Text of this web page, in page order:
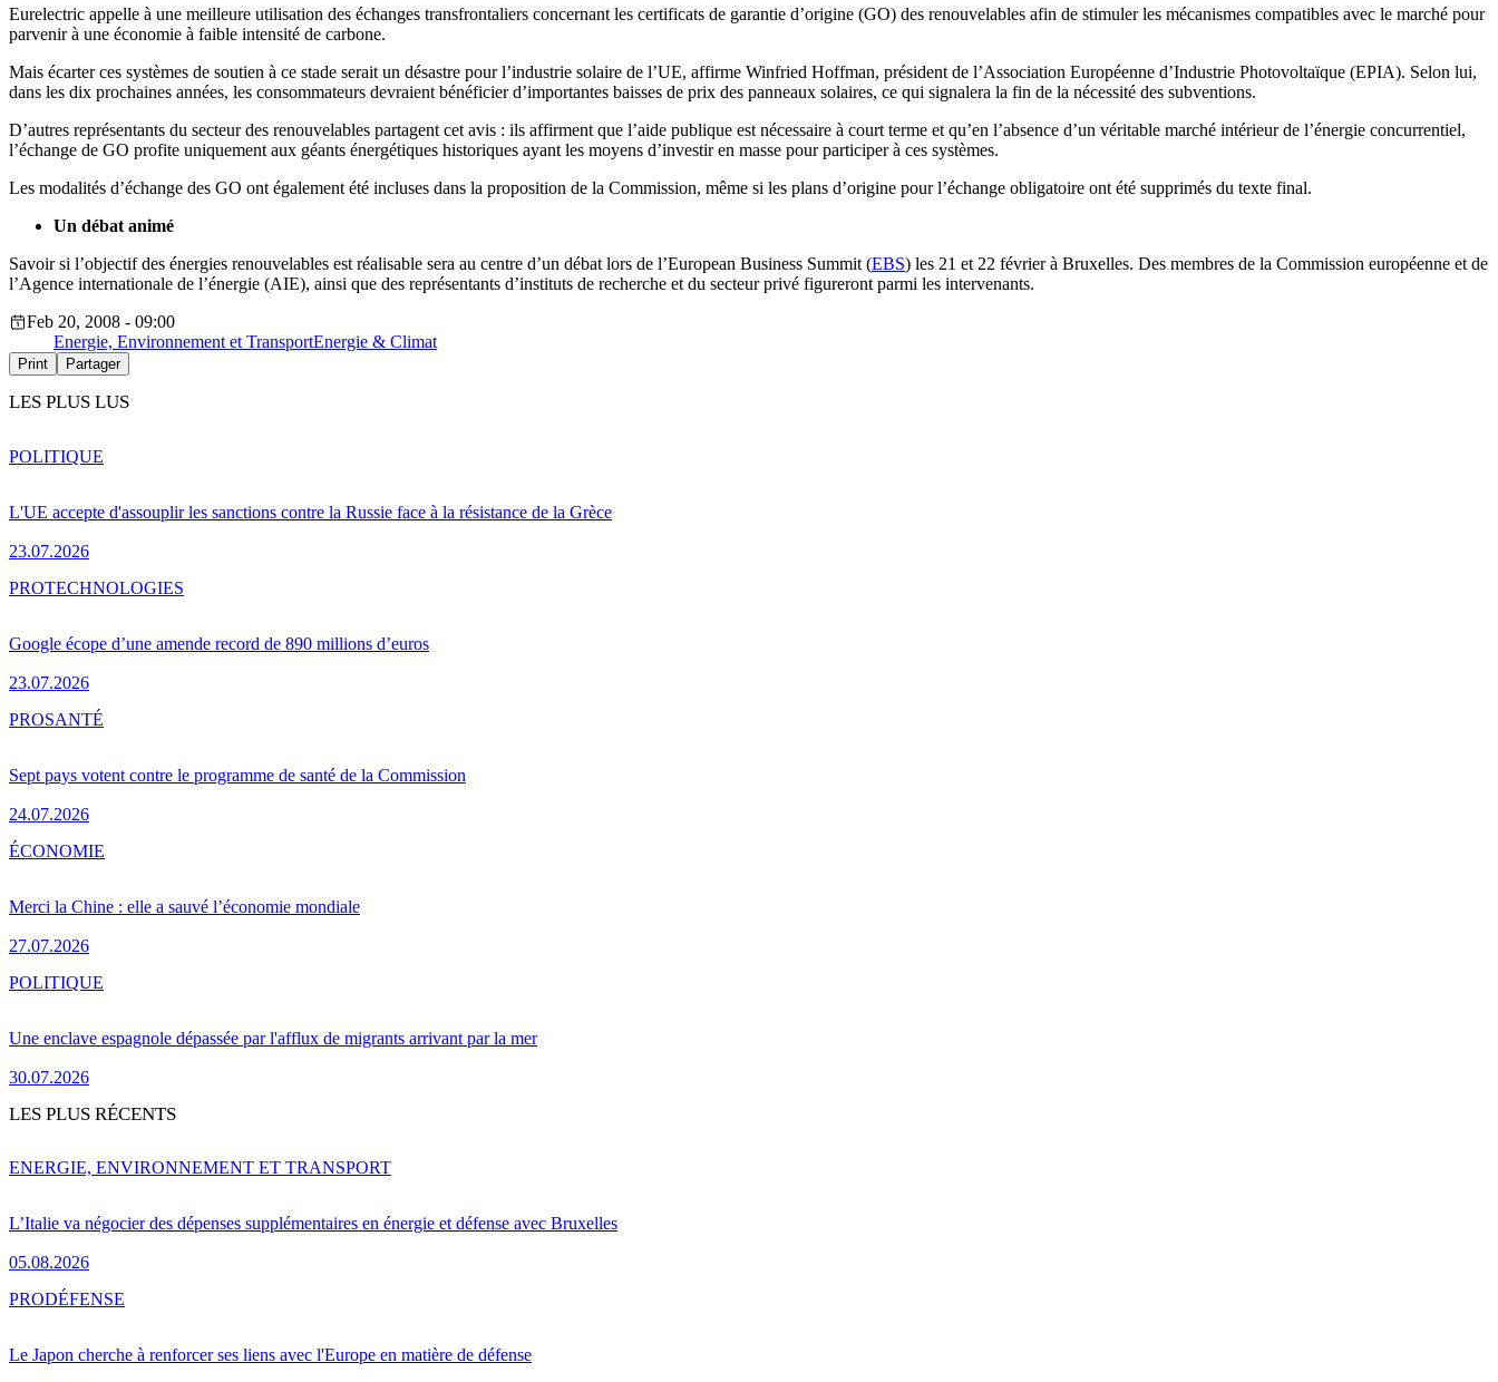
Eurelectric appelle à une meilleure utilisation des échanges transfrontaliers concernant les certificats de garantie d’origine (GO) des renouvelables afin de stimuler les mécanismes compatibles avec le marché pour
parvenir à une économie à faible intensité de carbone.
Mais écarter ces systèmes de soutien à ce stade serait un désastre pour l’industrie solaire de l’UE, affirme Winfried Hoffman, président de l’Association Européenne d’Industrie Photovoltaïque (EPIA). Selon lui,
dans les dix prochaines années, les consommateurs devraient bénéficier d’importantes baisses de prix des panneaux solaires, ce qui signalera la fin de la nécessité des subventions.
D’autres représentants du secteur des renouvelables partagent cet avis : ils affirment que l’aide publique est nécessaire à court terme et qu’en l’absence d’un véritable marché intérieur de l’énergie concurrentiel,
l’échange de GO profite uniquement aux géants énergétiques historiques ayant les moyens d’investir en masse pour participer à ces systèmes.
Les modalités d’échange des GO ont également été incluses dans la proposition de la Commission, même si les plans d’origine pour l’échange obligatoire ont été supprimés du texte final.
Un débat animé
Savoir si l’objectif des énergies renouvelables est réalisable sera au centre d’un débat lors de l’European Business Summit (EBS) les 21 et 22 février à Bruxelles. Des membres de la Commission européenne et de
l’Agence internationale de l’énergie (AIE), ainsi que des représentants d’instituts de recherche et du secteur privé figureront parmi les intervenants.
Feb 20, 2008 - 09:00
Energie, Environnement et TransportEnergie & Climat
Print Partager
LES PLUS LUS
L'UE accepte d'assouplir les sanctions contre la Russie face à la résistance de la Grèce
23.07.2026
POLITIQUE
Google écope d’une amende record de 890 millions d’euros
23.07.2026
PROTECHNOLOGIES
Sept pays votent contre le programme de santé de la Commission
24.07.2026
PROSANTÉ
Merci la Chine : elle a sauvé l’économie mondiale
27.07.2026
ÉCONOMIE
Une enclave espagnole dépassée par l'afflux de migrants arrivant par la mer
30.07.2026
POLITIQUE
LES PLUS RÉCENTS
L’Italie va négocier des dépenses supplémentaires en énergie et défense avec Bruxelles
05.08.2026
ENERGIE, ENVIRONNEMENT ET TRANSPORT
Le Japon cherche à renforcer ses liens avec l'Europe en matière de défense
PRODÉFENSE